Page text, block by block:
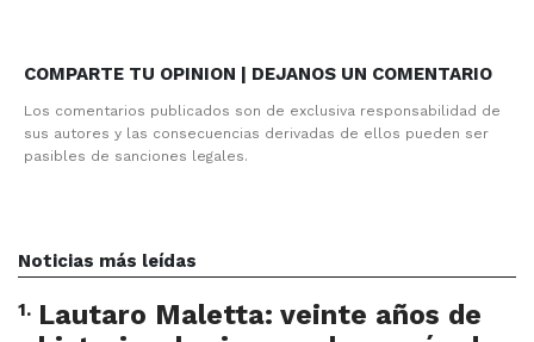
COMPARTE TU OPINION | DEJANOS UN COMENTARIO
Los comentarios publicados son de exclusiva responsabilidad de
sus autores y las consecuencias derivadas de ellos pueden ser
pasibles de sanciones legales.
Noticias más leídas
1. Lautaro Maletta: veinte años de